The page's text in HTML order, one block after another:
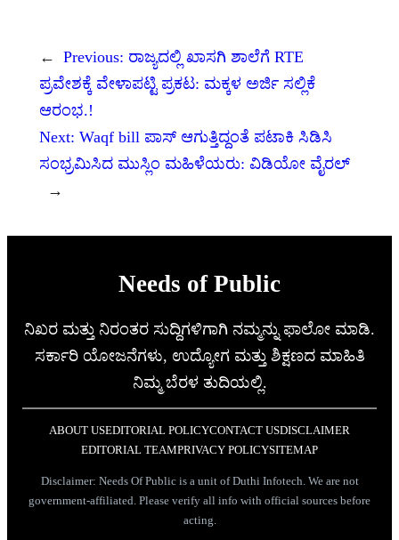
← Previous: ರಾಜ್ಯದಲ್ಲಿ ಖಾಸಗಿ ಶಾಲೆಗೆ RTE
ಪ್ರವೇಶಕ್ಕೆ ವೇಳಾಪಟ್ಟಿ ಪ್ರಕಟ: ಮಕ್ಕಳ ಅರ್ಜಿ ಸಲ್ಲಿಕೆ
ಆರಂಭ.!
Next: Waqf bill ಪಾಸ್ ಆಗುತ್ತಿದ್ದಂತೆ ಪಟಾಕಿ ಸಿಡಿಸಿ
ಸಂಭ್ರಮಿಸಿದ ಮುಸ್ಲಿಂ ಮಹಿಳೆಯರು: ವಿಡಿಯೋ ವೈರಲ್
→
Needs of Public
ನಿಖರ ಮತ್ತು ನಿರಂತರ ಸುದ್ದಿಗಳಿಗಾಗಿ ನಮ್ಮನ್ನು ಫಾಲೋ ಮಾಡಿ.
ಸರ್ಕಾರಿ ಯೋಜನೆಗಳು, ಉದ್ಯೋಗ ಮತ್ತು ಶಿಕ್ಷಣದ ಮಾಹಿತಿ
ನಿಮ್ಮ ಬೆರಳ ತುದಿಯಲ್ಲಿ.
ABOUT USEDITORIAL POLICYCONTACT USDISCLAIMER
EDITORIAL TEAMPRIVACY POLICYSITEMAP
Disclaimer: Needs Of Public is a unit of Duthi Infotech. We are not
government-affiliated. Please verify all info with official sources before
acting.